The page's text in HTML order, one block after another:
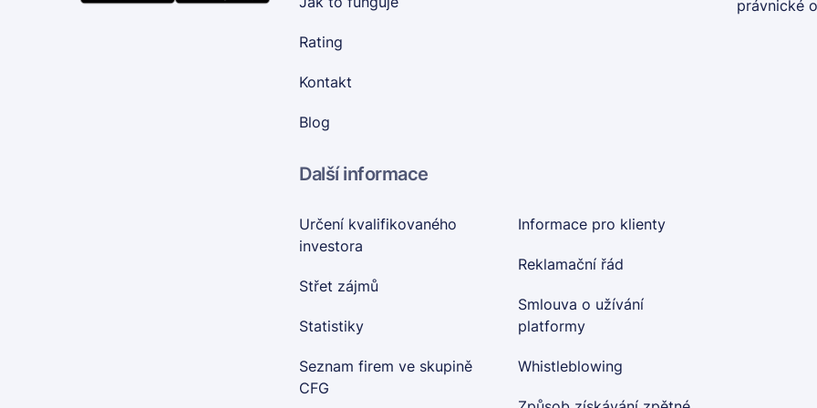
Rating
Kontakt
Blog
právnické
Další informace
Určení kvalifikovaného
investora
Střet zájmů
Statistiky
Seznam firem ve skupině
CFG
Informace pro klienty
Reklamační řád
Smlouva o užívání
platformy
Whistleblowing